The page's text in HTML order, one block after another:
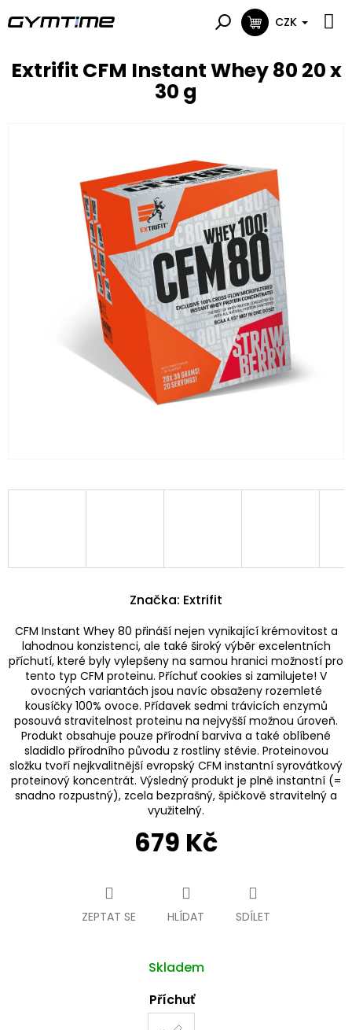
na
NÁKUPNÍ
CZK
Extrifit CFM Instant Whey 80 20 x
30 g
679 Kč
Skladem
Příchuť
CFM Instant Whey 80 přináší nejen vynikající krémovitost a
lahodnou konzistenci, ale také široký výběr excelentních
příchutí, které byly vylepšeny na samou hranici možností pro
tento typ CFM proteinu. Příchuť cookies si zamilujete! V
ovocných variantách jsou navíc obsaženy rozemleté
kousíčky 100% ovoce. Přídavek sedmi trávicích enzymů
posouvá stravitelnost proteinu na nejvyšší možnou úroveň.
Produkt obsahuje pouze přírodní barviva a také oblíbené
sladidlo přírodního původu z rostliny stévie. Proteinovou
složku tvoří nejkvalitnější evropský CFM instantní syrovátkový
proteinový koncentrát. Výsledný produkt je plně instantní (=
snadno rozpustný), zcela bezprašný, špičkově stravitelný a
využitelný.
ZEPTAT SE HLÍDAT SDÍLET
Značka: Extrifit